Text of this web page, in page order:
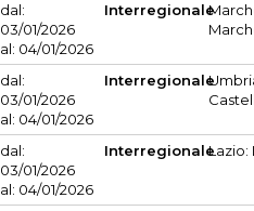
dal:
03/01/2026
al: 04/01/2026
Interregionale
dal:
03/01/2026
al: 04/01/2026
Interregionale
dal:
03/01/2026
al: 04/01/2026
InterregionaleLazio: